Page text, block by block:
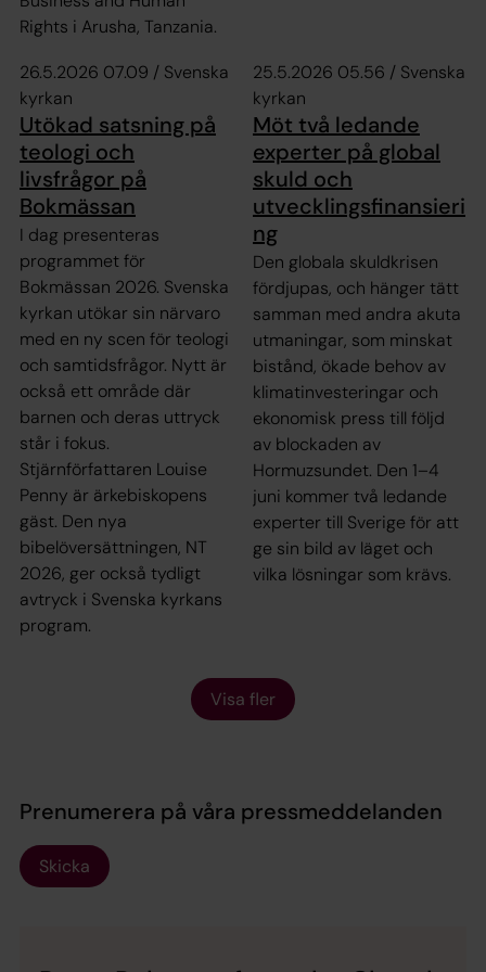
Rights i Arusha, Tanzania.
26.5.2026 07.09 / Svenska
kyrkan
Utökad satsning på
teologi och
livsfrågor på
Bokmässan
I dag presenteras
programmet för
Bokmässan 2026. Svenska
kyrkan utökar sin närvaro
med en ny scen för teologi
och samtidsfrågor. Nytt är
också ett område där
barnen och deras uttryck
står i fokus.
Stjärnförfattaren Louise
Penny är ärkebiskopens
gäst. Den nya
bibelöversättningen, NT
2026, ger också tydligt
avtryck i Svenska kyrkans
program.
25.5.2026 05.56 / Svenska
kyrkan
Möt två ledande
experter på global
skuld och
utvecklingsfinansieri
ng
Den globala skuldkrisen
fördjupas, och hänger tätt
samman med andra akuta
utmaningar, som minskat
bistånd, ökade behov av
klimatinvesteringar och
ekonomisk press till följd
av blockaden av
Hormuzsundet. Den 1–4
juni kommer två ledande
experter till Sverige för att
ge sin bild av läget och
vilka lösningar som krävs.
Visa fler
Prenumerera på våra pressmeddelanden
Skicka